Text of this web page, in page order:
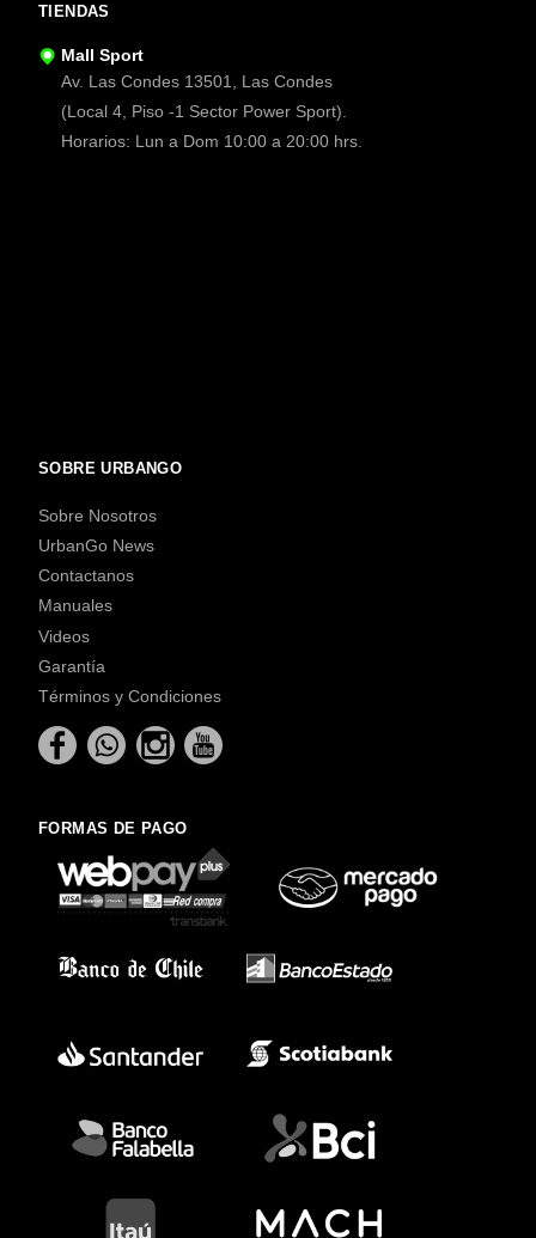
TIENDAS
Mall Sport
Av. Las Condes 13501, Las Condes
(Local 4, Piso -1 Sector Power Sport).
Horarios: Lun a Dom 10:00 a 20:00 hrs.
SOBRE URBANGO
Sobre Nosotros
UrbanGo News
Contactanos
Manuales
Videos
Garantía
Términos y Condiciones
FORMAS DE PAGO